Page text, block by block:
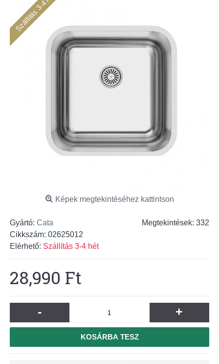
Szállítás 3-4 hét
Képek megtekintéséhez kattintson
Megtekintések: 332
Gyártó: Cata
Cikkszám: 02625012
Elérhető: Szállítás 3-4 hét
28,990 Ft
- +
KOSÁRBA TESZ